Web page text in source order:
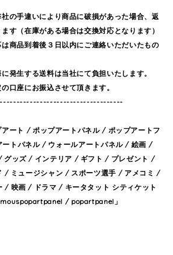
の手違いにより商品に破損があった場合、返
す（在庫がある場合は交換対応となります）
商品到着後３日以内にご連絡いただいたもの
生する送料は当社にて負担いたします。
座にお振込させて頂きます。
ート / ポップアートパネル / ポップアートフ
ートパネル / ウォールアートパネル / 絵画 /
ッズ / インテリア / ギフト / プレゼント /
/ ミュージシャン / スポーツ選手 / アメコミ /
/ 映画 / ドラマ / キータタット シティケット
/ popartpanel」